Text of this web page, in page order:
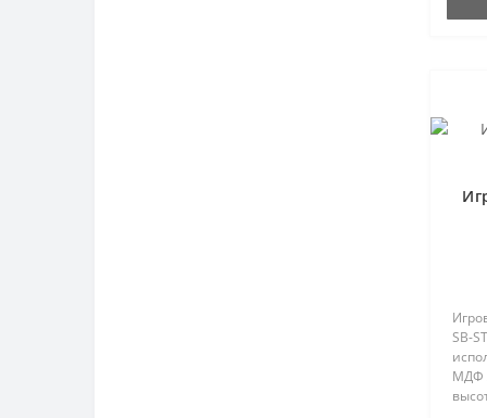
SB-
МДФ